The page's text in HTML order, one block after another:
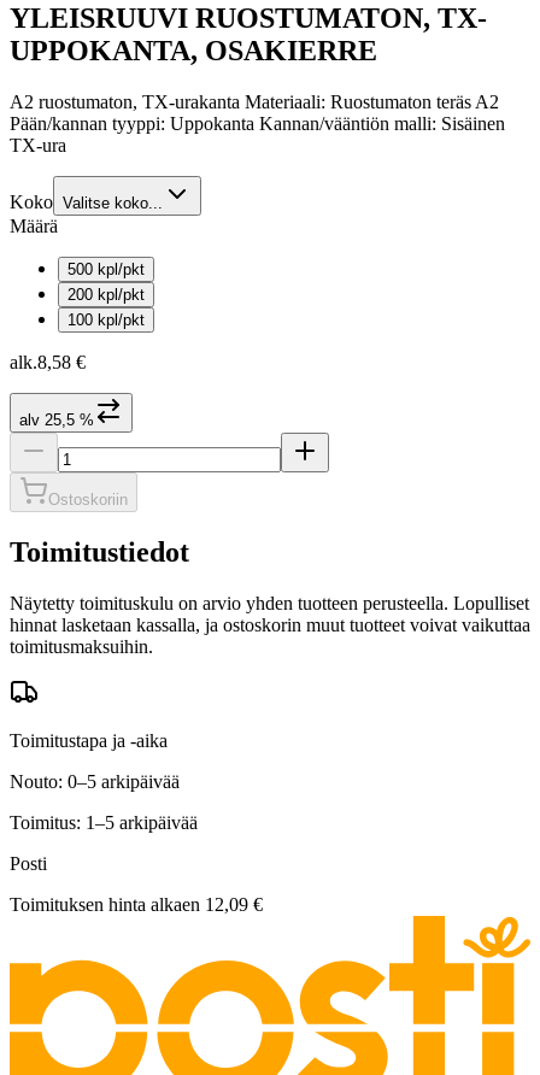
YLEISRUUVI RUOSTUMATON, TX-
UPPOKANTA, OSAKIERRE
A2 ruostumaton, TX-urakanta Materiaali: Ruostumaton teräs A2
Pään/kannan tyyppi: Uppokanta Kannan/vääntiön malli: Sisäinen
TX-ura
Koko Valitse koko...
Määrä
500 kpl/pkt
200 kpl/pkt
100 kpl/pkt
alk.8,58 €
alv 25,5 %
Ostoskoriin
Toimitustiedot
Näytetty toimituskulu on arvio yhden tuotteen perusteella. Lopulliset
hinnat lasketaan kassalla, ja ostoskorin muut tuotteet voivat vaikuttaa
toimitusmaksuihin.
Toimitustapa ja -aika
Nouto: 0–5 arkipäivää
Toimitus: 1–5 arkipäivää
Posti
Toimituksen hinta alkaen 12,09 €